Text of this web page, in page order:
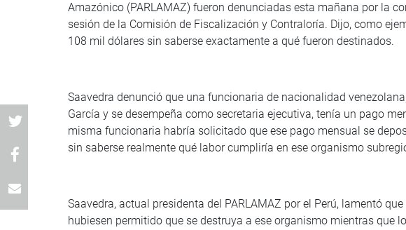
Amazónico (PARLAMAZ) fueron denunciadas esta mañana por la
sesión de la Comisión de Fiscalización y Contraloría. Dijo, como
108 mil dólares sin saberse exactamente a qué fueron destinados.
Saavedra denunció que una funcionaria de nacionalidad
García y se desempeña como secretaria ejecutiva, tenía un pago
misma funcionaria habría solicitado que ese pago mensual se
sin saberse realmente qué labor cumpliría en ese organismo
Saavedra, actual presidenta del PARLAMAZ por el Perú, lamentó
hubiesen permitido que se destruya a ese organismo mientras que